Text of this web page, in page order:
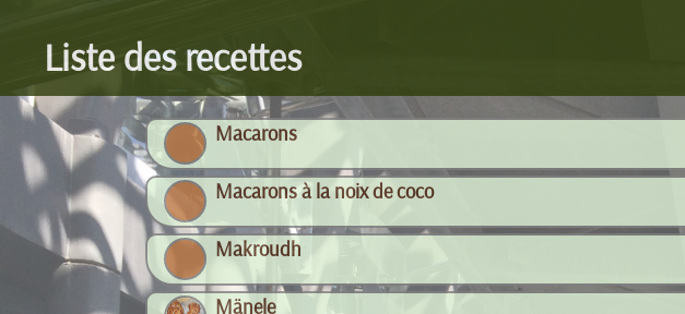
Liste des recettes
Macarons
Macarons à la noix de coco
Makroudh
Mänele